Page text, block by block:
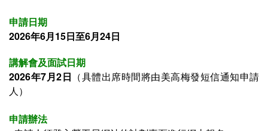
申請日期
2026年6月15日至6月24日
講解會及面試日期
2026年7月2日 （具體出席時間將由美高梅發短信通知申請
人）
申請辦法